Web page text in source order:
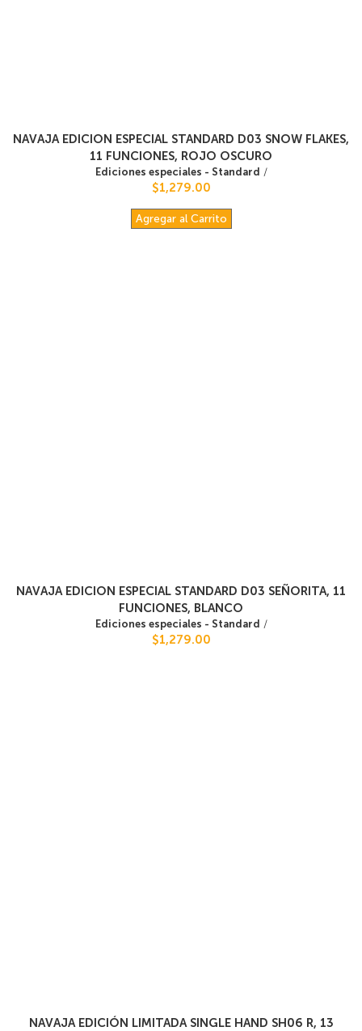
NAVAJA EDICION ESPECIAL STANDARD D03 SNOW FLAKES,
11 FUNCIONES, ROJO OSCURO
Ediciones especiales - Standard /
$1,279.00
Agregar al Carrito
NAVAJA EDICION ESPECIAL STANDARD D03 SEÑORITA, 11
FUNCIONES, BLANCO
Ediciones especiales - Standard /
$1,279.00
NAVAJA EDICIÓN LIMITADA SINGLE HAND SH06 R, 13